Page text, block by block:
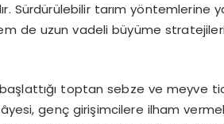
Sürdürülebilir tarım yöntemlerine
de uzun vadeli büyüme
toptan sebze ve meyve
genç girişimcilere ilham